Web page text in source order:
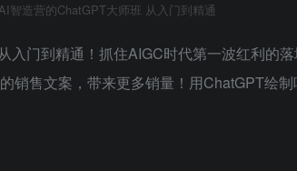
智造营的ChatGPT大师班 从入门到精通
门到精通！抓住AIGC时代第一波红利的
销售文案，带来更多销量！用ChatGPT绘